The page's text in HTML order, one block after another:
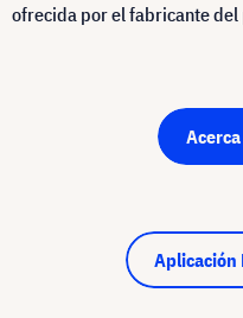
ofrecida por el fabricante
Aplicación